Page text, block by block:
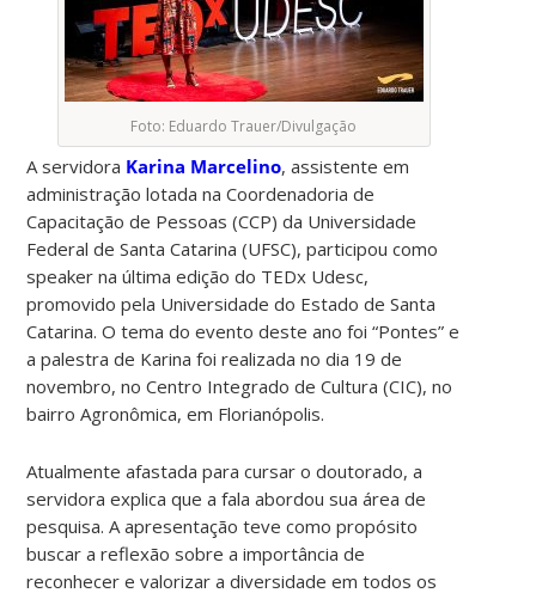
Foto: Eduardo Trauer/Divulgação
A servidora Karina Marcelino, assistente em
administração lotada na Coordenadoria de
Capacitação de Pessoas (CCP) da Universidade
Federal de Santa Catarina (UFSC), participou como
speaker na última edição do TEDx Udesc,
promovido pela Universidade do Estado de Santa
Catarina. O tema do evento deste ano foi “Pontes” e
a palestra de Karina foi realizada no dia 19 de
novembro, no Centro Integrado de Cultura (CIC), no
bairro Agronômica, em Florianópolis.
Atualmente afastada para cursar o doutorado, a
servidora explica que a fala abordou sua área de
pesquisa. A apresentação teve como propósito
buscar a reflexão sobre a importância de
reconhecer e valorizar a diversidade em todos os